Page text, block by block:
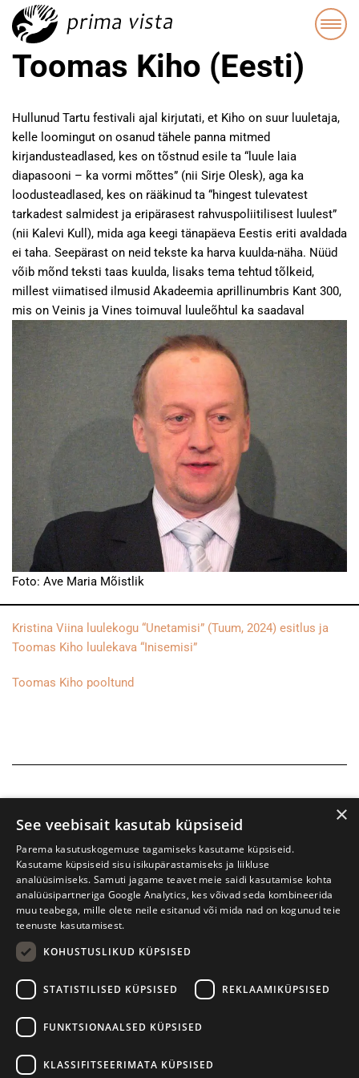
Toomas Kiho (Eesti)
Hullunud Tartu festivali ajal kirjutati, et Kiho on suur luuletaja,
kelle loomingut on osanud tähele panna mitmed
kirjandusteadlased, kes on tõstnud esile ta “luule laia
diapasooni – ka vormi mõttes” (nii Sirje Olesk), aga ka
loodusteadlased, kes on rääkinud ta “hingest tulevatest
tarkadest salmidest ja eripärasest rahvuspoliitilisest luulest”
(nii Kalevi Kull), mida aga keegi tänapäeva Eestis eriti avaldada
ei taha. Seepärast on neid tekste ka harva kuulda-näha. Nüüd
võib mõnd teksti taas kuulda, lisaks tema tehtud tõlkeid,
millest viimatised ilmusid Akadeemia aprillinumbris Kant 300,
mis on Veinis ja Vines toimuval luuleõhtul ka saadaval
Foto: Ave Maria Mõistlik
Kristina Viina luulekogu “Unetamisi” (Tuum, 2024) esitlus ja
Toomas Kiho luulekava “Inisemisi”
Toomas Kiho pooltund
Prima Vista kirjandusfestival
+372 56906836
×
See veebisait kasutab küpsiseid
Parema kasutuskogemuse tagamiseks kasutame küpsiseid.
Kasutame küpsiseid sisu isikupärastamiseks ja liikluse
analüüsimiseks. Samuti jagame teavet meie saidi kasutamise kohta
analüüsipartneriga Google Analytics, kes võivad seda kombineerida
muu teabega, mille olete neile esitanud või mida nad on kogunud teie
teenuste kasutamisest.
KOHUSTUSLIKUD KÜPSISED
STATISTILISED KÜPSISED REKLAAMIKÜPSISED
FUNKTSIONAALSED KÜPSISED
KLASSIFITSEERIMATA KÜPSISED